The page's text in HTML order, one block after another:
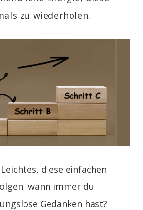
zu wiederholen.
diese einfachen
wann immer du
Gedanken hast?